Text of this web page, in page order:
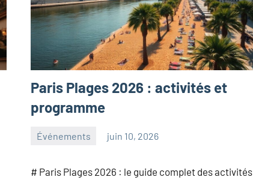
Paris Plages 2026 : activités et
programme
Événements juin 10, 2026
# Paris Plages 2026 : le guide complet des activités